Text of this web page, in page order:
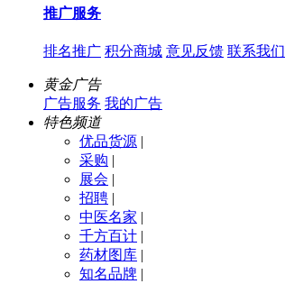
推广服务
排名推广 积分商城 意见反馈 联系我们
黄金广告
广告服务 我的广告
特色频道
优品货源 |
采购 |
展会 |
招聘 |
中医名家 |
千方百计 |
药材图库 |
知名品牌 |